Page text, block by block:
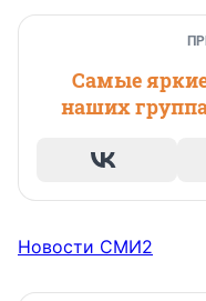
Самые
наших
Новости СМИ2